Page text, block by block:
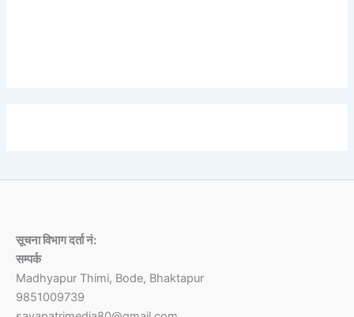
सूचना विभाग दर्ता नं:
सम्पर्क
Madhyapur Thimi, Bode, Bhaktapur
9851009739